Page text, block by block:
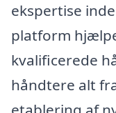
ekspertise
platform
kvalificerede
håndtere alt